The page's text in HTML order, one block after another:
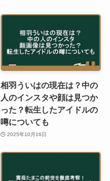
相羽ういはの現在は？中の
人のインスタや顔は見つか
った？転生したアイドルの
噂についても
2025年10月16日